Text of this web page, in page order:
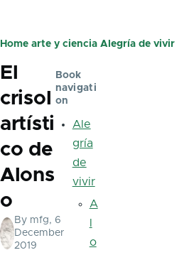
Breadcrumb
Home arte y ciencia Alegría de vivir
El
crisol
artísti
co de
Alons
o
By mfg, 6
December
2019
Book
navigati
on
Ale
gría
de
vivir
A
o